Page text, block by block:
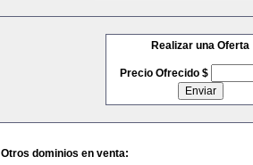
Realizar una Oferta
Precio Ofrecido $
Otros dominios en venta: